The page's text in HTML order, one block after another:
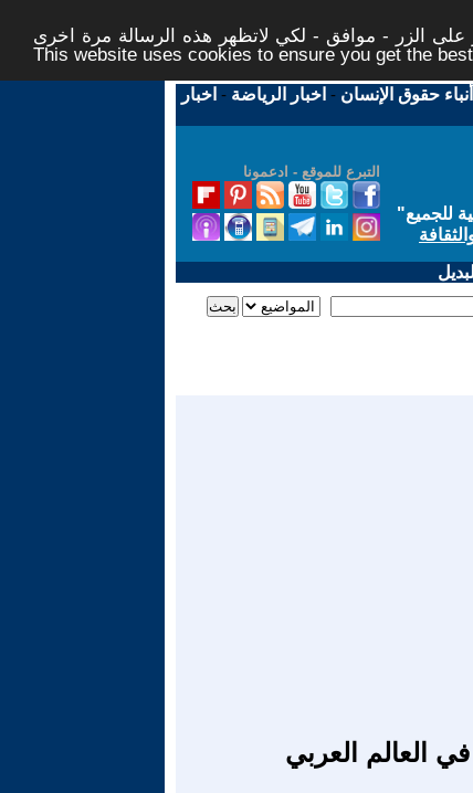
على الزر - موافق - لكي لاتظهر هذه الرسالة مرة اخرى -
This website uses cookies to ensure you get the
حقوق الإنسان - اخبار الرياضة - اخبار
التبرع للموقع - ادعمونا
للجميع"
العالم العربي